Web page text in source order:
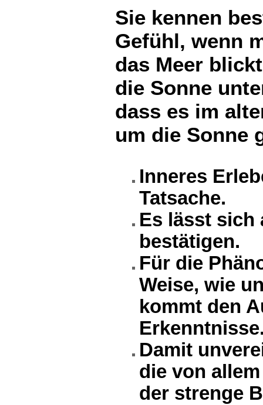
Sie kennen
Gefühl, wenn
das Meer
die Sonne
dass es im
um die Sonne
Inneres
Tatsache.
Es lässt sich
bestätigen.
Für die
Weise, wie
kommt den
Damit
die von
der strenge